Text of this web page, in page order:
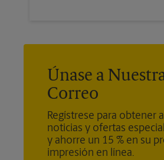
Únase a
Correo
Regístrese para obtener
noticias y ofertas
y ahorre un 15 % en su
impresión en línea.